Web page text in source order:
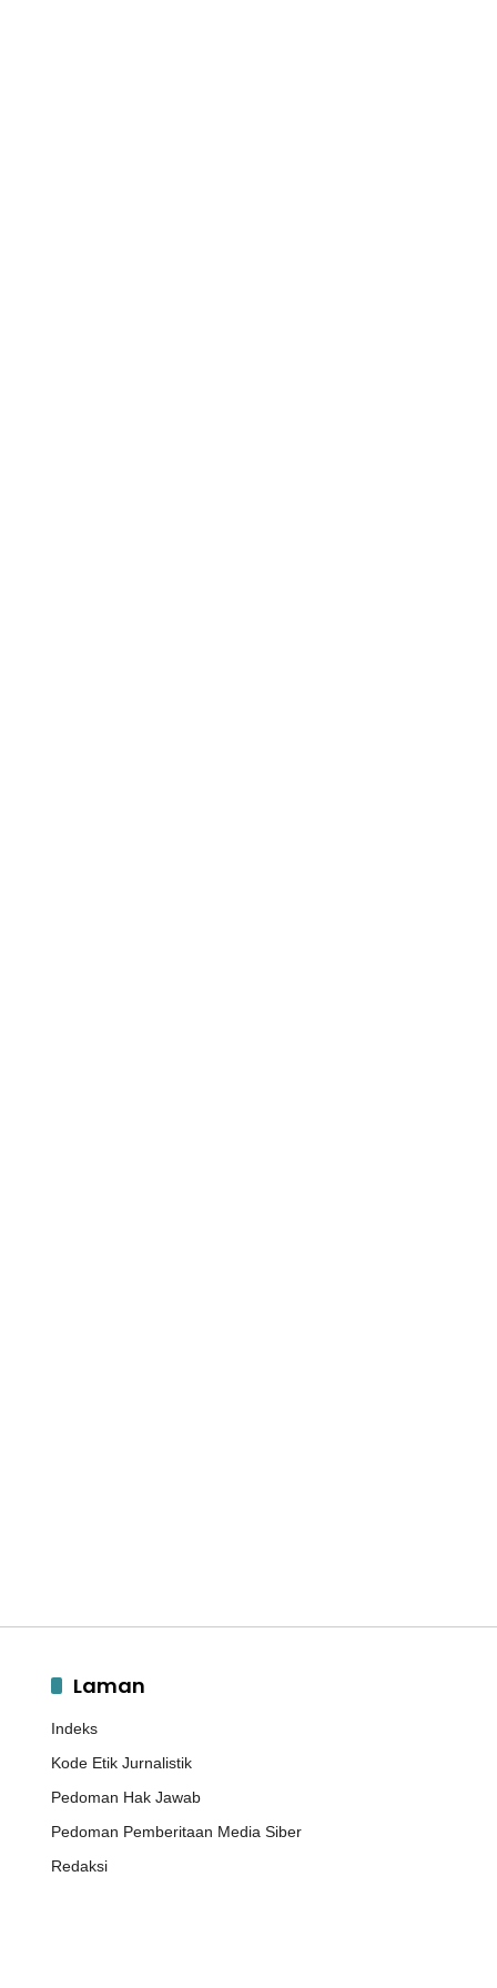
Laman
Indeks
Kode Etik Jurnalistik
Pedoman Hak Jawab
Pedoman Pemberitaan Media Siber
Redaksi